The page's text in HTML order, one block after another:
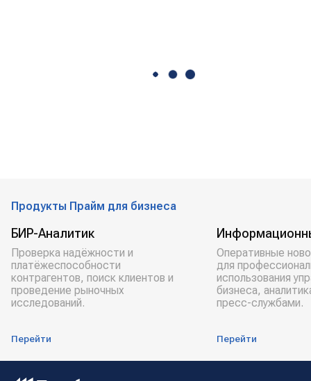
Продукты Прайм для бизнеса
БИР-Аналитик
Проверка надёжности и
платёжеспособности
контрагентов, поиск клиентов и
проведение рыночных
исследований.
Перейти
Оперативные
для
использования
бизнеса,
пресс-службами.
Перейти